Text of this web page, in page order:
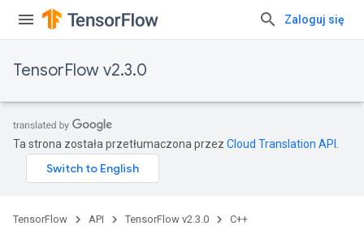
Zaloguj się
TensorFlow v2.3.0
Ta strona została przetłumaczona przez Cloud Translation API
TensorFlow API TensorFlow v2.3.0 C++